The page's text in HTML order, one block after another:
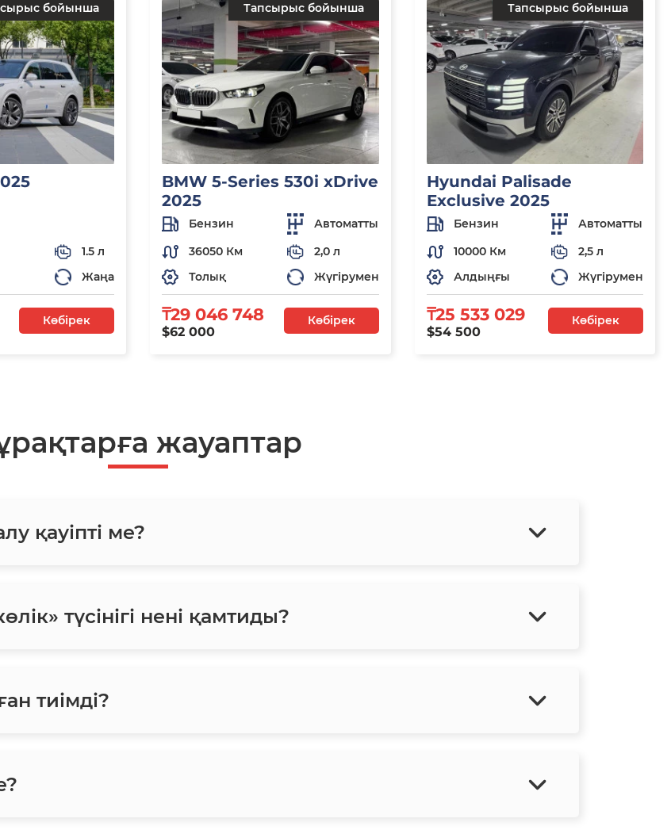
бойынша
1.5 л
Жаңа
Көбірек
Тапсырыс бойынша
BMW 5-Series 530i xDrive
2025
Бензин
Автоматты
36050 Км
2,0 л
Толық
Жүгірумен
₸29 046 748
$62 000
Көбірек
Тапсырыс бойынша
Hyundai Palisade
Exclusive 2025
Бензин
Автоматты
10000 Км
2,5 л
Алдыңғы
Жүгірумен
₸25 533 029
$54 500
Көбірек
жауаптар
қауіпті ме?
түсінігі нені қамтиды?
тиімді?